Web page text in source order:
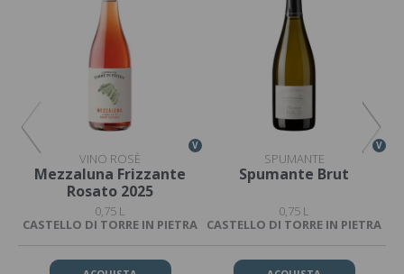
V
VINO ROSÈ
Mezzaluna Frizzante
Rosato 2025
0,75 L
CASTELLO DI TORRE IN PIETRA
V
SPUMANTE
Spumante Brut
0,75 L
CASTELLO DI TORRE IN PIETRA